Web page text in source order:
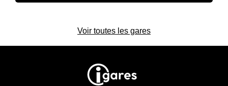
Voir toutes les gares